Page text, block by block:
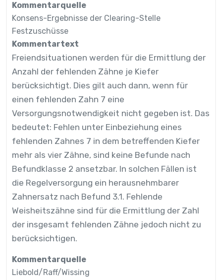
Kommentarquelle
Konsens-Ergebnisse der Clearing-Stelle
Festzuschüsse
Kommentartext
Freiendsituationen werden für die Ermittlung der
Anzahl der fehlenden Zähne je Kiefer
berücksichtigt. Dies gilt auch dann, wenn für
einen fehlenden Zahn 7 eine
Versorgungsnotwendigkeit nicht gegeben ist. Das
bedeutet: Fehlen unter Einbeziehung eines
fehlenden Zahnes 7 in dem betreffenden Kiefer
mehr als vier Zähne, sind keine Befunde nach
Befundklasse 2 ansetzbar. In solchen Fällen ist
die Regelversorgung ein herausnehmbarer
Zahnersatz nach Befund 3.1. Fehlende
Weisheitszähne sind für die Ermittlung der Zahl
der insgesamt fehlenden Zähne jedoch nicht zu
berücksichtigen.
Kommentarquelle
Liebold/Raff/Wissing